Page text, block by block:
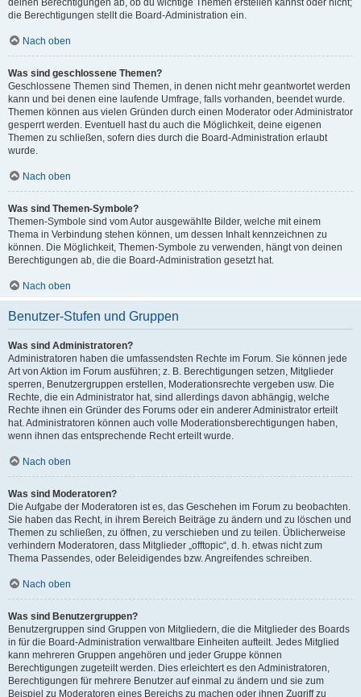
deinen Berechtigungen ab, ob du wichtige Themen erstellen kannst oder nicht;
die Berechtigungen stellt die Board-Administration ein.
Nach oben
Was sind geschlossene Themen?
Geschlossene Themen sind Themen, in denen nicht mehr geantwortet werden
kann und bei denen eine laufende Umfrage, falls vorhanden, beendet wurde.
Themen können aus vielen Gründen durch einen Moderator oder Administrator
gesperrt werden. Eventuell hast du auch die Möglichkeit, deine eigenen
Themen zu schließen, sofern dies durch die Board-Administration erlaubt
wurde.
Nach oben
Was sind Themen-Symbole?
Themen-Symbole sind vom Autor ausgewählte Bilder, welche mit einem
Thema in Verbindung stehen können, um dessen Inhalt kennzeichnen zu
können. Die Möglichkeit, Themen-Symbole zu verwenden, hängt von deinen
Berechtigungen ab, die die Board-Administration gesetzt hat.
Nach oben
Benutzer-Stufen und Gruppen
Was sind Administratoren?
Administratoren haben die umfassendsten Rechte im Forum. Sie können jede
Art von Aktion im Forum ausführen; z. B. Berechtigungen setzen, Mitglieder
sperren, Benutzergruppen erstellen, Moderationsrechte vergeben usw. Die
Rechte, die ein Administrator hat, sind allerdings davon abhängig, welche
Rechte ihnen ein Gründer des Forums oder ein anderer Administrator erteilt
hat. Administratoren können auch volle Moderationsberechtigungen haben,
wenn ihnen das entsprechende Recht erteilt wurde.
Nach oben
Was sind Moderatoren?
Die Aufgabe der Moderatoren ist es, das Geschehen im Forum zu beobachten.
Sie haben das Recht, in ihrem Bereich Beiträge zu ändern und zu löschen und
Themen zu schließen, zu öffnen, zu verschieben und zu teilen. Üblicherweise
verhindern Moderatoren, dass Mitglieder „offtopic“, d. h. etwas nicht zum
Thema Passendes, oder Beleidigendes bzw. Angreifendes schreiben.
Nach oben
Was sind Benutzergruppen?
Benutzergruppen sind Gruppen von Mitgliedern, die die Mitglieder des Boards
in für die Board-Administration verwaltbare Einheiten aufteilt. Jedes Mitglied
kann mehreren Gruppen angehören und jeder Gruppe können
Berechtigungen zugeteilt werden. Dies erleichtert es den Administratoren,
Berechtigungen für mehrere Benutzer auf einmal zu ändern und sie zum
Beispiel zu Moderatoren eines Bereichs zu machen oder ihnen Zugriff zu